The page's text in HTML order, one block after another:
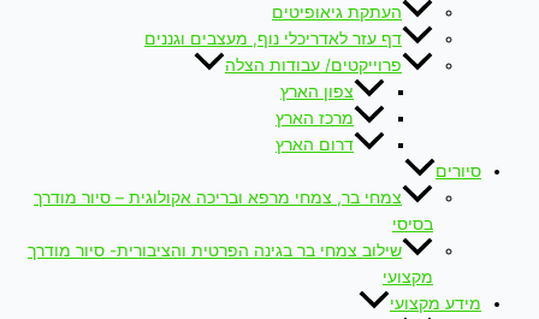
העתקת גיאופיטים
דף עזר לאדריכלי נוף, מעצבים וגננים
פרוייקטים/ עבודות הצלה
צפון הארץ
מרכז הארץ
דרום הארץ
סיורים
צמחי בר, צמחי מרפא ובריכה אקולוגית – סיור מודרך
בסיסי
שילוב צמחי בר בגינה הפרטית והציבורית- סיור מודרך
מקצועי
מידע מקצועי